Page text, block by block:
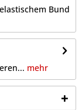
Bund
mehr